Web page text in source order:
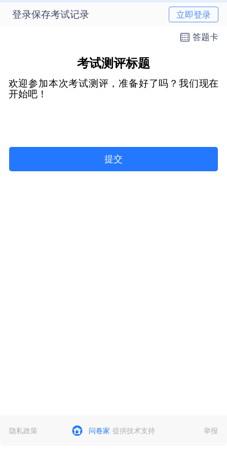
登录保存考试记录 立即登录
答题卡
考试测评标题
欢迎参加本次考试测评，准备好了吗？我们现在
开始吧！
提交
举报
隐私政策 问卷家 提供技术支持